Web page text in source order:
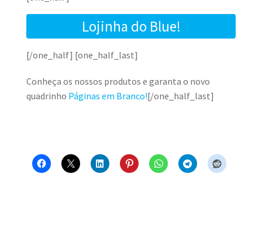
Lojinha do Blue!
[/one_half] [one_half_last]
Conheça os nossos produtos e garanta o novo
quadrinho Páginas em Branco![/one_half_last]